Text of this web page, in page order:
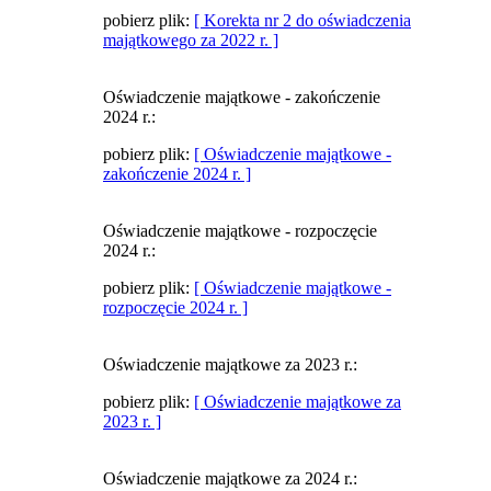
pobierz plik: [ Korekta nr 2 do oświadczenia
majątkowego za 2022 r. ]
Oświadczenie majątkowe - zakończenie
2024 r.:
pobierz plik: [ Oświadczenie majątkowe -
zakończenie 2024 r. ]
Oświadczenie majątkowe - rozpoczęcie
2024 r.:
pobierz plik: [ Oświadczenie majątkowe -
rozpoczęcie 2024 r. ]
Oświadczenie majątkowe za 2023 r.:
pobierz plik: [ Oświadczenie majątkowe za
2023 r. ]
Oświadczenie majątkowe za 2024 r.: